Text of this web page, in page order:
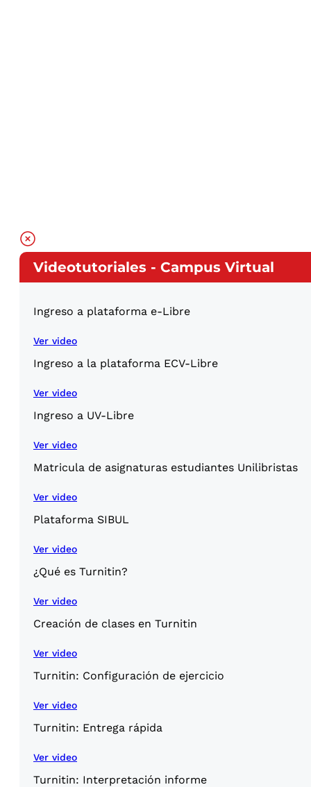
Videotutoriales - Campus Virtual
Ingreso a plataforma e-Libre
Ver video
Ingreso a la plataforma ECV-Libre
Ver video
Ingreso a UV-Libre
Ver video
Matricula de asignaturas estudiantes Unilibristas
Ver video
Plataforma SIBUL
Ver video
¿Qué es Turnitin?
Ver video
Creación de clases en Turnitin
Ver video
Turnitin: Configuración de ejercicio
Ver video
Turnitin: Entrega rápida
Ver video
Turnitin: Interpretación informe